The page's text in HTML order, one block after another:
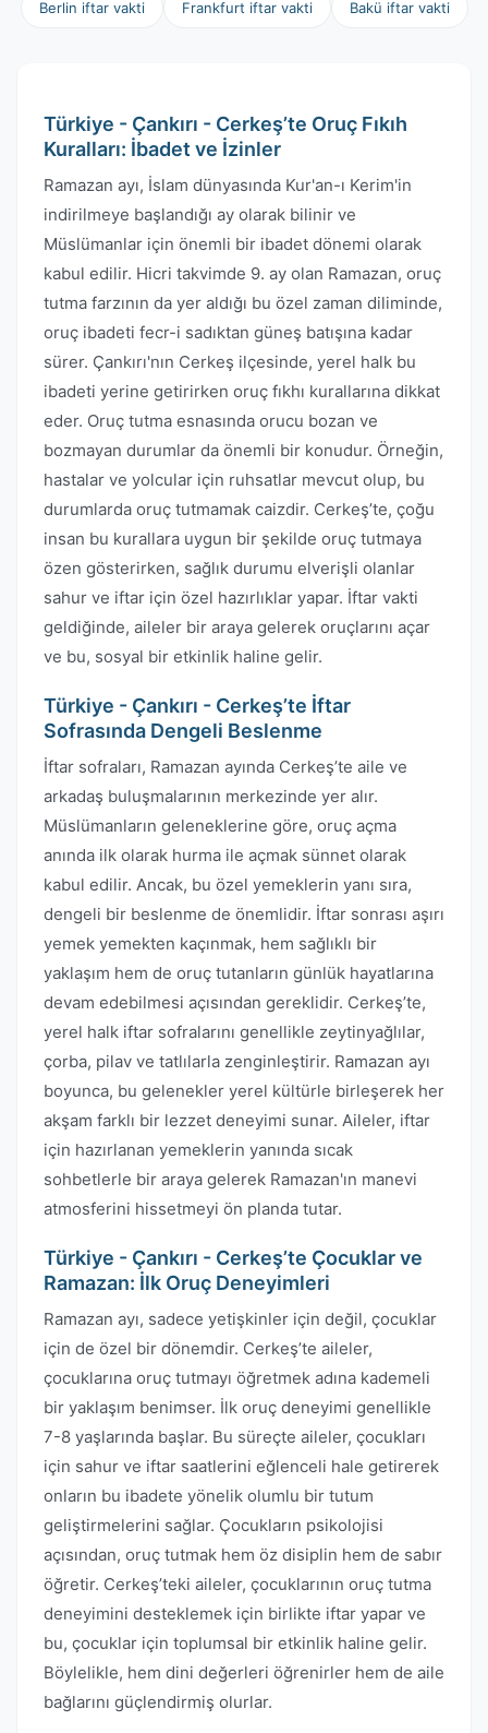
Berlin iftar vakti Frankfurt iftar vakti Bakü iftar vakti
Türkiye - Çankırı - Cerkeş’te Oruç Fıkıh
Kuralları: İbadet ve İzinler
Ramazan ayı, İslam dünyasında Kur'an-ı Kerim'in
indirilmeye başlandığı ay olarak bilinir ve
Müslümanlar için önemli bir ibadet dönemi olarak
kabul edilir. Hicri takvimde 9. ay olan Ramazan, oruç
tutma farzının da yer aldığı bu özel zaman diliminde,
oruç ibadeti fecr-i sadıktan güneş batışına kadar
sürer. Çankırı'nın Cerkeş ilçesinde, yerel halk bu
ibadeti yerine getirirken oruç fıkhı kurallarına dikkat
eder. Oruç tutma esnasında orucu bozan ve
bozmayan durumlar da önemli bir konudur. Örneğin,
hastalar ve yolcular için ruhsatlar mevcut olup, bu
durumlarda oruç tutmamak caizdir. Cerkeş’te, çoğu
insan bu kurallara uygun bir şekilde oruç tutmaya
özen gösterirken, sağlık durumu elverişli olanlar
sahur ve iftar için özel hazırlıklar yapar. İftar vakti
geldiğinde, aileler bir araya gelerek oruçlarını açar
ve bu, sosyal bir etkinlik haline gelir.
Türkiye - Çankırı - Cerkeş’te İftar
Sofrasında Dengeli Beslenme
İftar sofraları, Ramazan ayında Cerkeş’te aile ve
arkadaş buluşmalarının merkezinde yer alır.
Müslümanların geleneklerine göre, oruç açma
anında ilk olarak hurma ile açmak sünnet olarak
kabul edilir. Ancak, bu özel yemeklerin yanı sıra,
dengeli bir beslenme de önemlidir. İftar sonrası aşırı
yemek yemekten kaçınmak, hem sağlıklı bir
yaklaşım hem de oruç tutanların günlük hayatlarına
devam edebilmesi açısından gereklidir. Cerkeş’te,
yerel halk iftar sofralarını genellikle zeytinyağlılar,
çorba, pilav ve tatlılarla zenginleştirir. Ramazan ayı
boyunca, bu gelenekler yerel kültürle birleşerek her
akşam farklı bir lezzet deneyimi sunar. Aileler, iftar
için hazırlanan yemeklerin yanında sıcak
sohbetlerle bir araya gelerek Ramazan'ın manevi
atmosferini hissetmeyi ön planda tutar.
Türkiye - Çankırı - Cerkeş’te Çocuklar ve
Ramazan: İlk Oruç Deneyimleri
Ramazan ayı, sadece yetişkinler için değil, çocuklar
için de özel bir dönemdir. Cerkeş’te aileler,
çocuklarına oruç tutmayı öğretmek adına kademeli
bir yaklaşım benimser. İlk oruç deneyimi genellikle
7-8 yaşlarında başlar. Bu süreçte aileler, çocukları
için sahur ve iftar saatlerini eğlenceli hale getirerek
onların bu ibadete yönelik olumlu bir tutum
geliştirmelerini sağlar. Çocukların psikolojisi
açısından, oruç tutmak hem öz disiplin hem de sabır
öğretir. Cerkeş’teki aileler, çocuklarının oruç tutma
deneyimini desteklemek için birlikte iftar yapar ve
bu, çocuklar için toplumsal bir etkinlik haline gelir.
Böylelikle, hem dini değerleri öğrenirler hem de aile
bağlarını güçlendirmiş olurlar.